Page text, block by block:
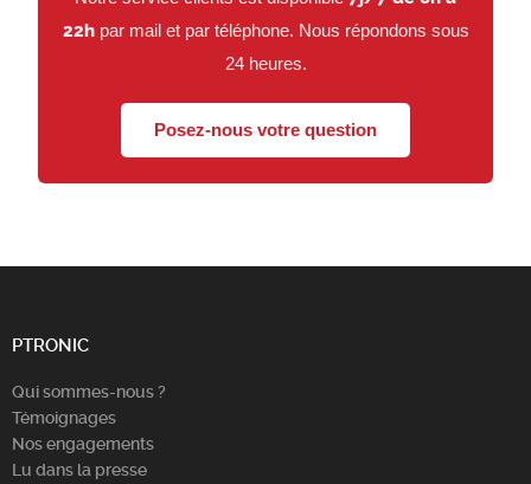
22hpar mail et par téléphone. Nous répondons sous
24 heures.
Posez-nous votre question
PTRONIC
Qui sommes-nous ?
Témoignages
Nos engagements
Lu dans la presse